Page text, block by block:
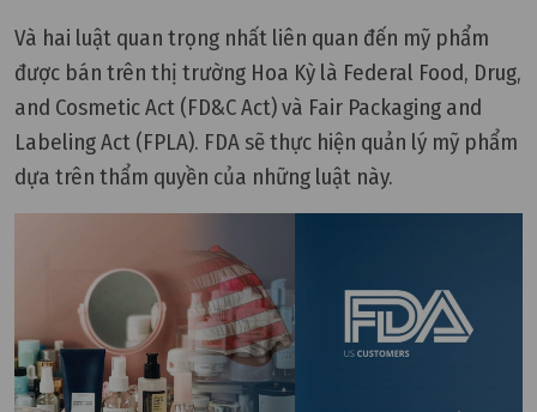
Và hai luật quan trọng nhất liên quan đến mỹ phẩm
được bán trên thị trường Hoa Kỳ là Federal Food, Drug,
and Cosmetic Act (FD&C Act) và Fair Packaging and
Labeling Act (FPLA). FDA sẽ thực hiện quản lý mỹ phẩm
dựa trên thẩm quyền của những luật này.